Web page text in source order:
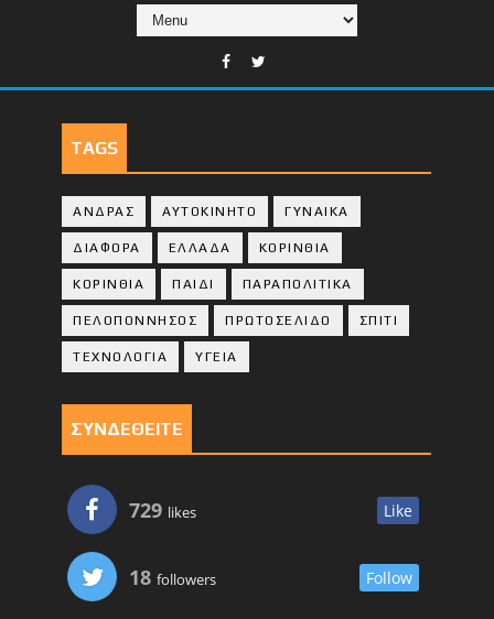
TAGS
ΑΝΔΡΑΣ ΑΥΤΟΚΙΝΗΤΟ ΓΥΝΑΙΚΑ
ΔΙΑΦΟΡΑ ΕΛΛΑΔΑ ΚΟΡΙΝΘΙΑ
ΚΟΡΙΝΘΙA ΠΑΙΔΙ ΠΑΡΑΠΟΛΙΤΙΚΑ
ΠΕΛΟΠΟΝΝΗΣΟΣ ΠΡΩΤΟΣΕΛΙΔΟ ΣΠΙΤΙ
ΤΕΧΝΟΛΟΓΙΑ ΥΓΕΙΑ
ΣΥΝΔΕΘΕΙΤΕ
729 likes Like
18 followers Follow